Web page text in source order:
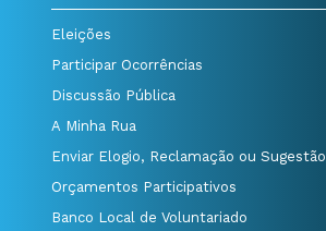
Eleições
Participar Ocorrências
Discussão Pública
A Minha Rua
Enviar Elogio, Reclamação ou Sugestão
Orçamentos Participativos
Banco Local de Voluntariado